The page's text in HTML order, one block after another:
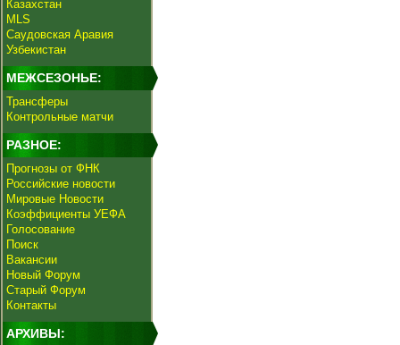
Казахстан
MLS
Саудовская Аравия
Узбекистан
МЕЖСЕЗОНЬЕ:
Трансферы
Контрольные матчи
РАЗНОЕ:
Прогнозы от ФНК
Российские новости
Мировые Новости
Коэффициенты УЕФА
Голосование
Поиск
Вакансии
Новый Форум
Старый Форум
Контакты
АРХИВЫ: